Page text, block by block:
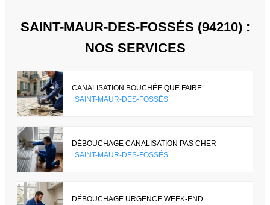
SAINT-MAUR-DES-FOSSÉS (94210) :
NOS SERVICES
CANALISATION BOUCHÉE QUE FAIRE
SAINT-MAUR-DES-FOSSÉS
DÉBOUCHAGE CANALISATION PAS CHER
SAINT-MAUR-DES-FOSSÉS
DÉBOUCHAGE URGENCE WEEK-END